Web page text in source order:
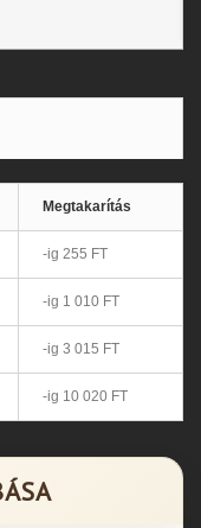
Megtakarítás
-ig 255 FT
-ig 1 010 FT
-ig 3 015 FT
-ig 10 020 FT